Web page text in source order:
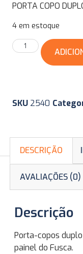
PORTA COPO
4 em estoque
SKU 2540
DESCRIÇÃO
AVALIAÇÕES (0)
Descrição
Porta-copos
painel do Fusca.